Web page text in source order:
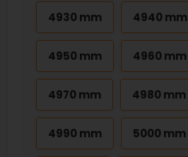
4930 mm 4940 mm
4950 mm 4960 mm
4970 mm 4980 mm
4990 mm 5000 mm